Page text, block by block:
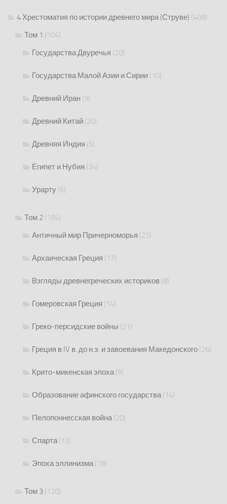
4 Хрестоматия по истории древнего мира (Струве) (408)
Том 1 (104)
Государства Двуречья (20)
Государства Малой Азии и Сирии (10)
Древний Иран (9)
Древний Китай (20)
Древняя Индия (5)
Египет и Нубия (34)
Урарту (6)
Том 2 (184)
Античный мир Причерноморья (23)
Архаическая Греция (17)
Взгляды древнегреческих историков (8)
Гомеровская Греция (14)
Греко-персидские войны (21)
Греция в IV в. до н.э. и завоевания Македонского (26)
Крито-микенская эпоха(9)
Образование афинского государства(14)
Пелопоннесская война(20)
Спарта(13)
Эпоха эллинизма(19)
Том 3 (120)